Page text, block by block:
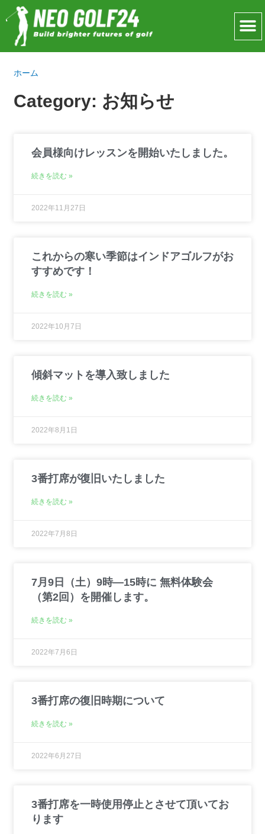
ホーム
Category: お知らせ
会員様向けレッスンを開始いたしました。
続きを読む »
2022年11月27日
これからの寒い季節はインドアゴルフがお
すすめです！
続きを読む »
2022年10月7日
傾斜マットを導入致しました
続きを読む »
2022年8月1日
3番打席が復旧いたしました
続きを読む »
2022年7月8日
7月9日（土）9時―15時に 無料体験会
（第2回）を開催します。
続きを読む »
2022年7月6日
3番打席の復旧時期について
続きを読む »
2022年6月27日
3番打席を一時使用停止とさせて頂いてお
ります